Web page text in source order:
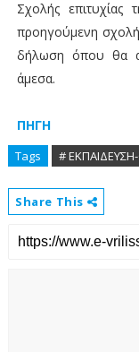
Σχολής
προηγούμενη
δήλωση όπου θα
άμεσα.
ΠΗΓΗ
Tags #
Share This